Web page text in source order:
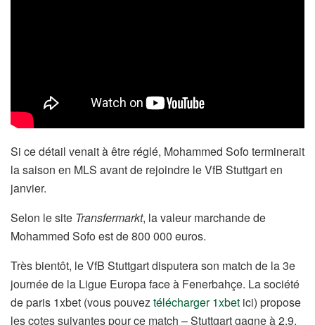
Si ce détail venait à être réglé, Mohammed Sofo terminerait
la saison en MLS avant de rejoindre le VfB Stuttgart en
janvier.
Selon le site Transfermarkt, la valeur marchande de
Mohammed Sofo est de 800 000 euros.
Très bientôt, le VfB Stuttgart disputera son match de la 3e
journée de la Ligue Europa face à Fenerbahçe. La société
de paris 1xbet (vous pouveztélécharger 1xbet ici) propose
les cotes suivantes pour ce match – Stuttgart gagne à 2,9,